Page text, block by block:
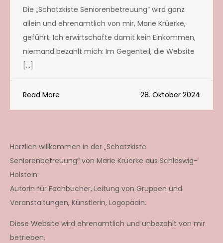
Die „Schatzkiste Seniorenbetreuung“ wird ganz
allein und ehrenamtlich von mir, Marie Krüerke,
geführt. Ich erwirtschafte damit kein Einkommen,
niemand bezahlt mich: Im Gegenteil, die Website
[…]
Read More 28. Oktober 2024
Herzlich willkommen in der „Schatzkiste
Seniorenbetreuung“ von Marie Krüerke aus Schleswig-
Holstein:
Autorin für Fachbücher, Leitung von Gruppen und
Veranstaltungen, Künstlerin, Logopädin.
Diese Website wird ehrenamtlich und unbezahlt von mir
betrieben.